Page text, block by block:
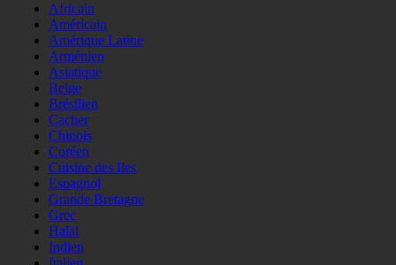
Africain
Américain
Amérique Latine
Arménien
Asiatique
Belge
Brésilien
Cacher
Chinois
Coréen
Cuisine des Iles
Espagnol
Grande Bretagne
Grec
Halal
Indien